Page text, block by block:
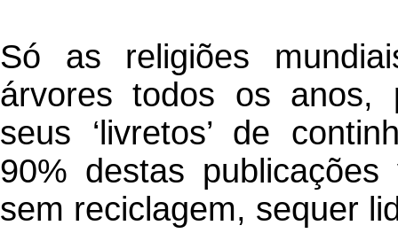
Só as religiões
árvores todos os anos,
seus ‘livretos’ de
90% destas
sem reciclagem, sequer